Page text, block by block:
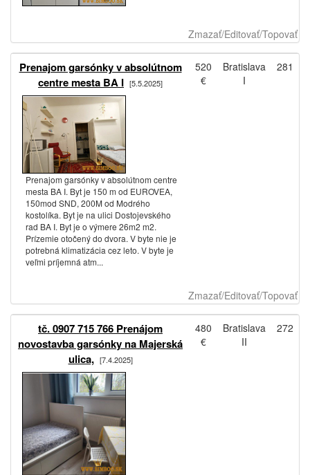
Zmazať/Editovať/Topovať
Prenajom garsónky v absolútnom
centre mesta BA I [5.5.2025]
Prenajom garsónky v absolútnom centre
mesta BA I. Byt je 150 m od EUROVEA,
150mod SND, 200M od Modrého
kostolíka. Byt je na ulici Dostojevského
rad BA I. Byt je o výmere 26m2 m2.
Prízemie otočený do dvora. V byte nie je
potrebná klimatizácia cez leto. V byte je
veľmi príjemná atm...
520
€
Bratislava
I
281
Zmazať/Editovať/Topovať
tč. 0907 715 766 Prenájom
novostavba garsónky na Majerská
ulica, [7.4.2025]
480
€
Bratislava
II
272